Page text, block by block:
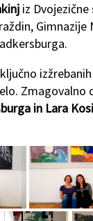
iz
in Lara